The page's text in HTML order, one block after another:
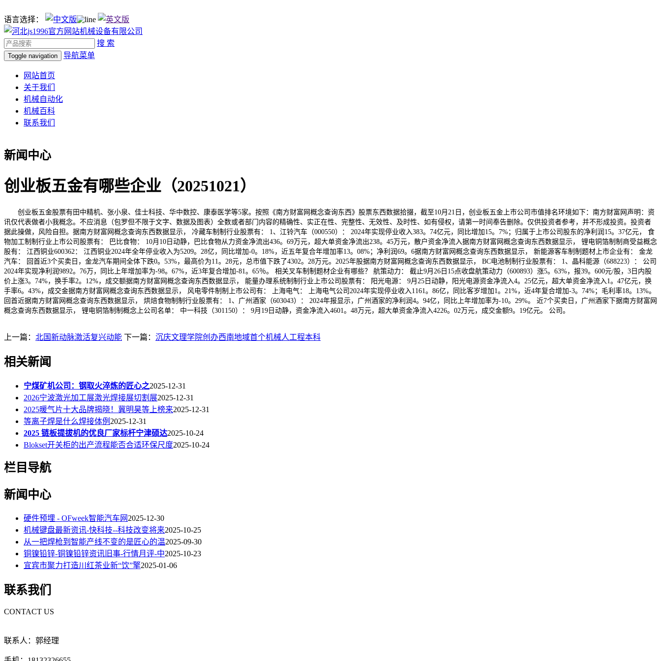
语言选择：
搜 索
Toggle navigation 导航菜单
网站首页
关于我们
机械自动化
机械百科
联系我们
新闻中心
创业板五金有哪些企业（20251021）
创业板五金股票有田中精机、张小泉、佳士科技、华中数控、康泰医学等5家。按照《南方财富网概念查询东西》股票东西数据拾掇，截至10月21日，创业板五金上市公司市值排名环境如下：南方财富网声明：资
讯仅代表做者小我概念。不应消息（包罗但不限于文字、数据及图表）全数或者部门内容的精确性、实正在性、完整性、无效性、及时性、如有侵权，请第一时间奉告删除。仅供投资者参考，并不形成投资。投资者
据此操做，风险自担。据南方财富网概念查询东西数据显示， 冷藏车制制行业股票有： 1、江铃汽车（000550）： 2024年实现停业收入383。74亿元，同比增加15。7%；归属于上市公司股东的净利润15。37亿元， 食
物加工制制行业上市公司股票有： 巴比食物： 10月10日动静，巴比食物从力资金净流出436。69万元，超大单资金净流出238。45万元，散户资金净流入据南方财富网概念查询东西数据显示， 锂电铜箔制制商受益概念
股有： 江西铜业600362： 江西铜业2024年全年停业收入为5209。28亿，同比增加-0。18%，近五年复合年增加率13。08%；净利润69。6据南方财富网概念查询东西数据显示， 新能源客车制制题材上市企业有： 金龙
汽车： 回首近3个买卖日，金龙汽车期间全体下跌0。53%，最高价为11。28元，总市值下跌了4302。28万元。2025年股据南方财富网概念查询东西数据显示， BC电池制制行业股票有： 1、晶科能源（688223）： 公司
2024年实现净利润9892。76万，同比上年增加率为-98。67%，近3年复合增加-81。65％。 相关叉车制制题材企业有哪些？ 航策动力： 截止9月26日15点收盘航策动力（600893）涨5。63%，报39。600元/股，3日内股
价上涨3。74%，换手率2。12%，成交额据南方财富网概念查询东西数据显示， 能量办理系统制制行业上市公司股票有： 阳光电源： 9月25日动静，阳光电源资金净流入4。25亿元，超大单资金净流入1。47亿元，换
手率6。43%，成交金据南方财富网概念查询东西数据显示， 风电零件制制上市公司有： 上海电气： 上海电气公司2024年实现停业收入1161。86亿，同比客岁增加1。21%，近4年复合增加-3。74%；毛利率18。13%。
回首近据南方财富网概念查询东西数据显示， 烘焙食物制制行业股票有： 1、广州酒家（603043）： 2024年报显示，广州酒家的净利润4。94亿，同比上年增加率为-10。29%。 近7个买卖日，广州酒家下据南方财富网
概念查询东西数据显示， 锂电铜箔制制概念上公司名单： 中一科技（301150）： 9月19日动静，资金净流入4601。48万元，超大单资金净流入4226。02万元，成交金额9。19亿元。 公司。
上一篇： 北国新动脉激活复兴动能 下一篇： 沉庆文理学院创办西南地域首个机械人工程本科
相关新闻
宁煤矿机公司：钢取火淬炼的匠心之2025-12-31
2026宁波激光加工展激光焊接展切割展2025-12-31
2025暖气片十大品牌揭晓！冀明昊等上榜来2025-12-31
等离子焊是什么焊接体例 2025-12-31
2025 链板提拔机的优良厂家标杆宁津硕达2025-10-24
Blokset开关柜的出产流程能否合适环保尺度2025-10-24
栏目导航
新闻中心
硬件预埋 - OFweek智能汽车网2025-12-30
机械键盘最新资讯-快科技--科技改变将来2025-10-25
从一把焊枪到智能产线不变的是匠心的温2025-09-30
铜镍铅锌-铜镍铅锌资讯旧事-行情月评-中2025-10-23
宜宾市聚力打造川红茶业新“饮”擎2025-01-06
联系我们
CONTACT US
联系人：郭经理